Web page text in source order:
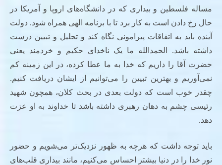
مساله فلسطین و بیداری که در دانشگاه‌های اروپا و آمریکا در
حال رخ دادن است به کار برد تا با برنامه الهی همراه شود. دولت
آینده باید به اتفاقات پیرامونی نگاه کند و تحلیل و تبیین درست
داشته باشد. الحمدالله ما یک ناخدای حکیم و خردمند یعنی
حضرت آقا را داریم که خدا به ما عطا کرده، در این زمینه کم
نمی‌آوریم و بهترین تبیین را می‌توانیم از ایشان دریافت کنیم.
چقدر خوب است که دولت بعدی در بحث کلان، همچون شهید
رئیسی چشم به دهان رهبری داشته باشد تا خداوند به او عزت
دهد.
باید توجه داشت که هرچه به ظهور نزدیک‌تر می‌شویم و حضور
نور خدا را در دنیا بیشتر احساس می‌کنیم، مانند بیداری قلب‌های